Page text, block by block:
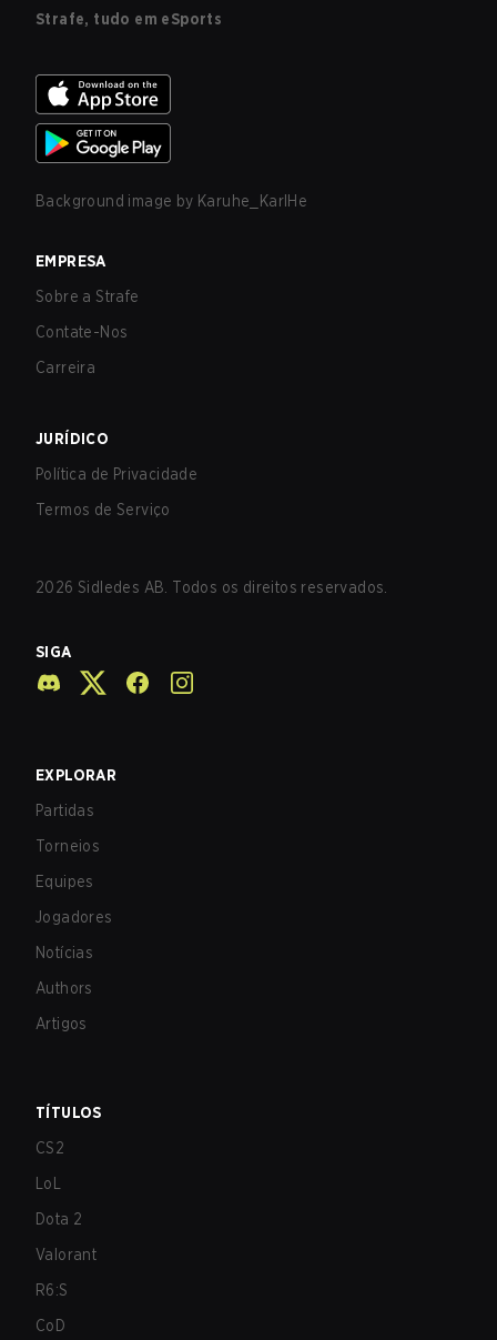
Strafe, tudo em eSports
Background image by Karuhe_KarlHe
EMPRESA
Sobre a Strafe
Contate-Nos
Carreira
JURÍDICO
Política de Privacidade
Termos de Serviço
2026 Sidledes AB. Todos os direitos reservados.
SIGA
EXPLORAR
Partidas
Torneios
Equipes
Jogadores
Notícias
Authors
Artigos
TÍTULOS
CS2
LoL
Dota 2
Valorant
R6:S
CoD